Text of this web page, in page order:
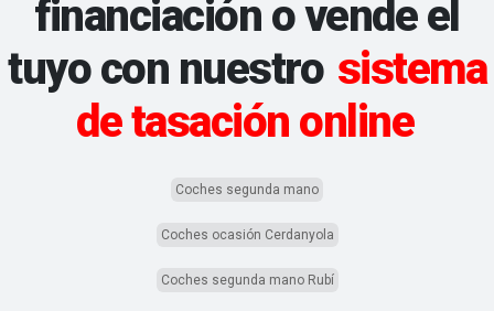
financiación o vende el
tuyo con nuestro sistema
de tasación online
Coches segunda mano
Coches ocasión Cerdanyola
Coches segunda mano Rubí